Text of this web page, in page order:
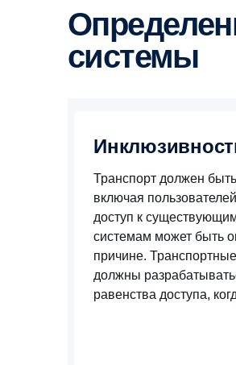
Определение экологичной транспортной
системы
Транспорт должен
включая
доступ к
системам может быть
причине.
должны
равенства доступа,